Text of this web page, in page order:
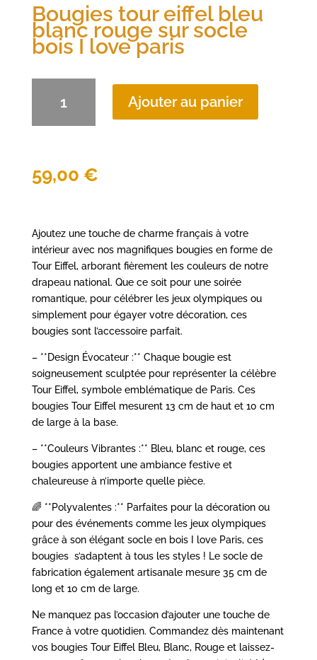
Bougies tour eiffel bleu
blanc rouge sur socle
bois I love paris
blanc
socle
bois
I
love
paris
Ajouter au panier
59,00 €
Ajoutez une touche de charme français à votre
intérieur avec nos magnifiques bougies en forme de
Tour Eiffel, arborant fièrement les couleurs de notre
drapeau national. Que ce soit pour une soirée
romantique, pour célébrer les jeux olympiques ou
simplement pour égayer votre décoration, ces
bougies sont l’accessoire parfait.
– **Design Évocateur :** Chaque bougie est
soigneusement sculptée pour représenter la célèbre
Tour Eiffel, symbole emblématique de Paris. Ces
bougies Tour Eiffel mesurent 13 cm de haut et 10 cm
de large à la base.
– **Couleurs Vibrantes :** Bleu, blanc et rouge, ces
bougies apportent une ambiance festive et
chaleureuse à n’importe quelle pièce.
🌈 **Polyvalentes :** Parfaites pour la décoration ou
pour des événements comme les jeux olympiques
grâce à son élégant socle en bois I love Paris, ces
bougies s’adaptent à tous les styles ! Le socle de
fabrication également artisanale mesure 35 cm de
long et 10 cm de large.
Ne manquez pas l’occasion d’ajouter une touche de
France à votre quotidien. Commandez dès maintenant
vos bougies Tour Eiffel Bleu, Blanc, Rouge et laissez-